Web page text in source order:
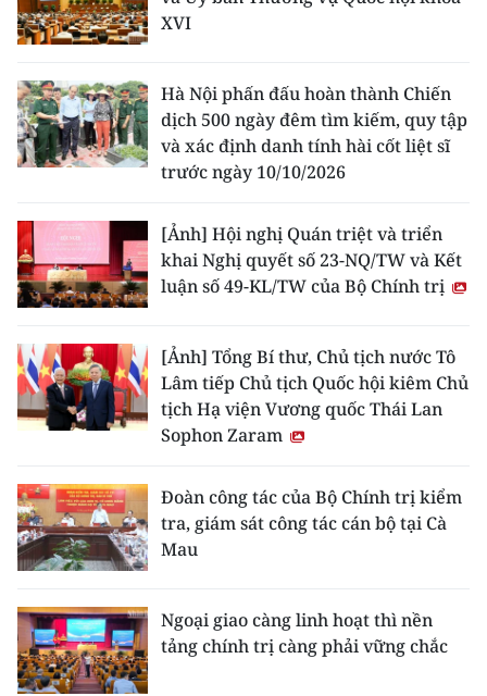
XVI
Hà Nội phấn đấu hoàn thành Chiến
dịch 500 ngày đêm tìm kiếm, quy tập
và xác định danh tính hài cốt liệt sĩ
trước ngày 10/10/2026
[Ảnh] Hội nghị Quán triệt và triển
khai Nghị quyết số 23-NQ/TW và Kết
luận số 49-KL/TW của Bộ Chính trị
[Ảnh] Tổng Bí thư, Chủ tịch nước Tô
Lâm tiếp Chủ tịch Quốc hội kiêm Chủ
tịch Hạ viện Vương quốc Thái Lan
Sophon Zaram
Đoàn công tác của Bộ Chính trị kiểm
tra, giám sát công tác cán bộ tại Cà
Mau
Ngoại giao càng linh hoạt thì nền
tảng chính trị càng phải vững chắc